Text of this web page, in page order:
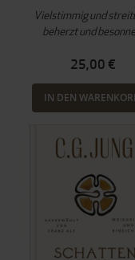
Vielstimmig und
beherzt und
25,00 €
IN DEN